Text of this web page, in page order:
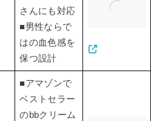
さんにも対応
■男性ならで
はの血色感を
保つ設計
■アマゾンで
ベストセラー
のbbクリーム